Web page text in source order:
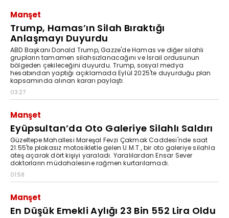
Manşet
Trump, Hamas’ın Silah Bıraktığı
Anlaşmayı Duyurdu
ABD Başkanı Donald Trump, Gazze'de Hamas ve diğer silahlı
grupların tamamen silahsızlanacağını ve İsrail ordusunun
bölgeden çekileceğini duyurdu. Trump, sosyal medya
hesabından yaptığı açıklamada Eylül 2025'te duyurduğu plan
kapsamında alınan kararı paylaştı.
03:27
Manşet
Eyüpsultan’da Oto Galeriye Silahlı Saldırı
Güzeltepe Mahallesi Mareşal Fevzi Çakmak Caddesi'nde saat
21.55'te plakasız motosikletle gelen U.M.T., bir oto galeriye silahla
ateş açarak dört kişiyi yaraladı. Yaralılardan Ensar Sever
doktorların müdahalesine rağmen kurtarılamadı.
01:58
Manşet
En Düşük Emekli Aylığı 23 Bin 552 Lira Oldu